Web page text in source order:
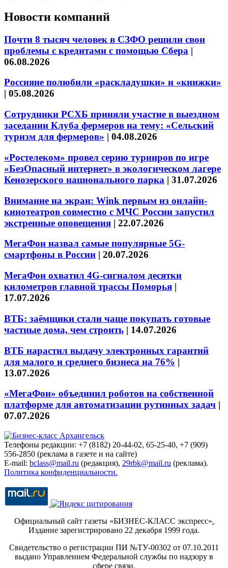
Новости компаний
Почти 8 тысяч человек в СЗФО решили свои
проблемы с кредитами с помощью Сбера |
06.08.2026
Россияне полюбили «раскладушки» и «книжки»
| 05.08.2026
Сотрудники РСХБ приняли участие в выездном
заседании Клуба фермеров на тему: «Сельский
туризм для фермеров» | 04.08.2026
«Ростелеком» провел серию турниров по игре
«БезОпасный интернет» в экологическом лагере
Кенозерского национального парка | 31.07.2026
Внимание на экран: Wink первым из онлайн-
кинотеатров совместно с МЧС России запустил
экстренные оповещения | 22.07.2026
МегаФон назвал самые популярные 5G-
смартфоны в России | 20.07.2026
МегаФон охватил 4G-сигналом десятки
километров главной трассы Поморья |
17.07.2026
ВТБ: заёмщики стали чаще покупать готовые
частные дома, чем строить | 14.07.2026
ВТБ нарастил выдачу электронных гарантий
для малого и среднего бизнеса на 76% |
13.07.2026
«МегаФон» объединил роботов на собственной
платформе для автоматизации рутинных задач |
07.07.2026
Телефоны редакции: +7 (8182) 20-44-02, 65-25-40, +7 (909)
556-2850 (реклама в газете и на сайте)
E-mail: bclass@mail.ru (редакция), 29rbk@mail.ru (реклама).
Политика конфиденциальности.
Официальный сайт газеты «БИЗНЕС-КЛАСС экспресс».
Издание зарегистрировано 22 декабря 1999 года.
Свидетельство о регистрации ПИ №ТУ-00302 от 07.10.2011
выдано Управлением Федеральной службы по надзору в
сфере связи,